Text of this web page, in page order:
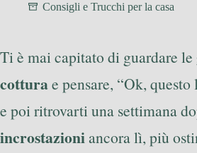
Consigli e Trucchi per la casa
Ti è mai capitato di guardare le
cotturae pensare, “Ok,
e poi ritrovarti una settimana
incrostazioniancora lì, più